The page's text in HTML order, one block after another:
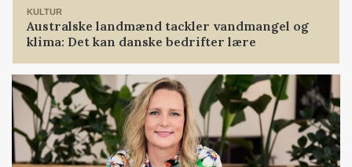
KULTUR
Australske landmænd tackler vandmangel og
klima: Det kan danske bedrifter lære